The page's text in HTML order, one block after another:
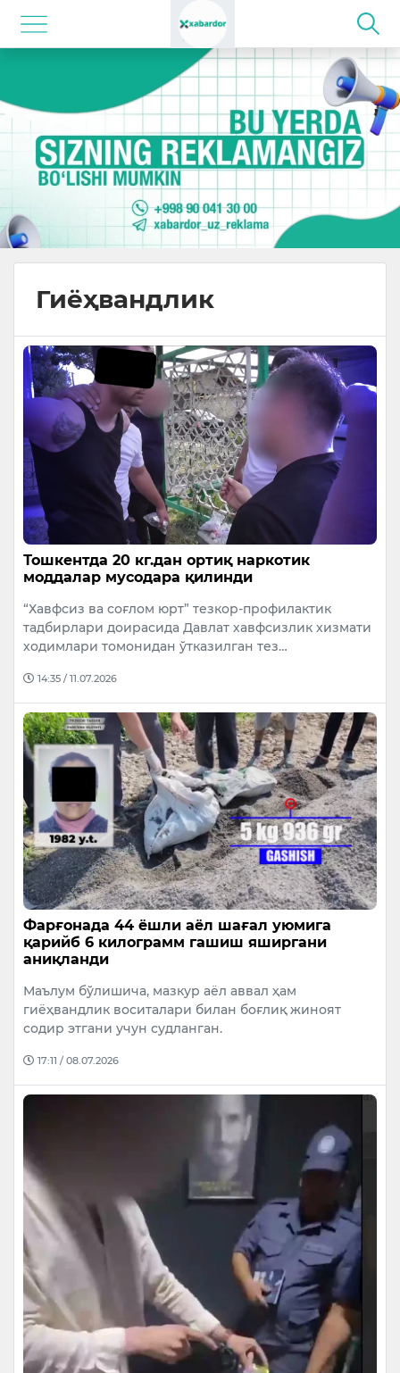
Гиёҳвандлик
Тошкентда 20 кг.дан ортиқ наркотик
моддалар мусодара қилинди
“Хавфсиз ва соғлом юрт” тезкор-профилактик
тадбирлари доирасида Давлат хавфсизлик хизмати
ходимлари томонидан ўтказилган тез…
14:35 / 11.07.2026
Фарғонада 44 ёшли аёл шағал уюмига
қарийб 6 килограмм гашиш яширгани
аниқланди
Маълум бўлишича, мазкур аёл аввал ҳам
гиёҳвандлик воситалари билан боғлиқ жиноят
содир этгани учун судланган.
17:11 / 08.07.2026